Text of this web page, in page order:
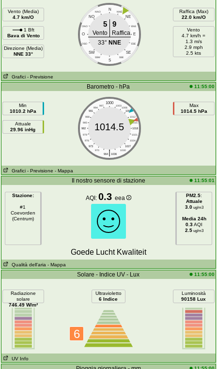
Vento (Media)
4.7 km/O
1 Bft
Bava di Vento
Direzione (Media)
NNE 33°
N
NNO NNE
NO NE
ONO ENE
O E
OSO ESE
SW SE
SSW SSE
S
5 9
Vento
Raffica
33° NNE
Raffica (Max)
22.0 km/O
Vento
4.7 km/h =
1.3 m/s
2.9 mph
2.5 kts
Grafici - Previsione
Barometro - hPa 11:55:00
Min
1010.2 hPa
Attuale
29.96 inHg
1000
997 1003
994
1006
991
1009
988
1012
985
1015
982
1018
979
1021
976
1024
973
1027
970
1030
|
964 1036
1014.5
Max
1014.5 hPa
Grafici - Previsione - Mappa
Il nostro sensore di stazione 11:55:01
Stazione:
#1
Coevorden
(Centrum)
AQI: 0.3 eea PM2.5:
Attuale
3.0ug/m3
Media 24h
0.3AQI
2.5ug/m3
Goede Lucht Kwaliteit
Qualità dell'aria - Mappa
Solare - Indice UV - Lux 11:55:00
Radiazione
solare
746.49 W/m²
Ultravioletto
6 Indice
6
Luminosità
90158 Lux
UV Info